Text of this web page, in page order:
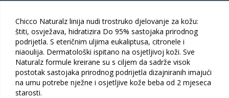
Chicco Naturalz linija nudi trostruko djelovanje za kožu:
štiti, osvježava, hidratizira Do 95% sastojaka prirodnog
podrijetla. S eteričnim uljima eukaliptusa, citronele i
niaoulija. Dermatološki ispitano na osjetljivoj koži. Sve
Naturalz formule kreirane su s ciljem da sadrže visok
postotak sastojaka prirodnog podrijetla dizajniranih imajući
na umu potrebe nježne i osjetljive kože beba od 2 mjeseca
starosti.